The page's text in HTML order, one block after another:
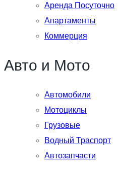
Аренда Посуточно
Апартаменты
Коммерция
Авто и Мото
Автомобили
Мотоциклы
Грузовые
Водный Траспорт
Автозапчасти